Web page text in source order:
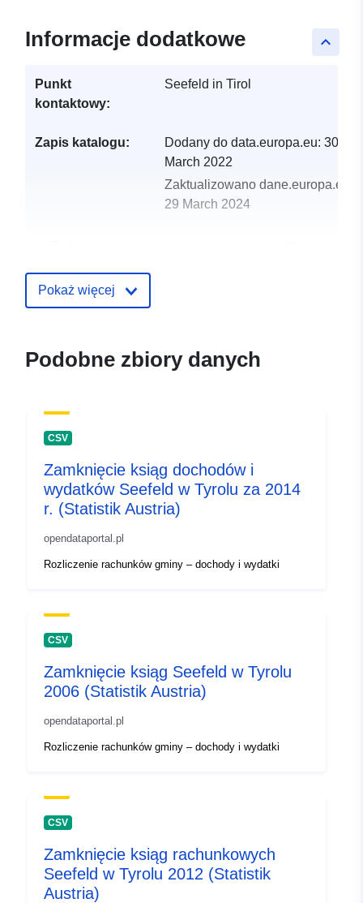
keyboard_arrow_up
Informacje dodatkowe
Punkt
kontaktowy:
Seefeld in Tirol
Zapis katalogu: Dodany do data.europa.eu: 30
March 2022
Zaktualizowano dane.europa.eu:
29 March 2024
Pokaż więcej
Podobne zbiory danych
CSV
Zamknięcie ksiąg dochodów i
wydatków Seefeld w Tyrolu za 2014
r. (Statistik Austria)
opendataportal.pl
Rozliczenie rachunków gminy – dochody i wydatki
CSV
Zamknięcie ksiąg Seefeld w Tyrolu
2006 (Statistik Austria)
opendataportal.pl
Rozliczenie rachunków gminy – dochody i wydatki
CSV
Zamknięcie ksiąg rachunkowych
Seefeld w Tyrolu 2012 (Statistik
Austria)